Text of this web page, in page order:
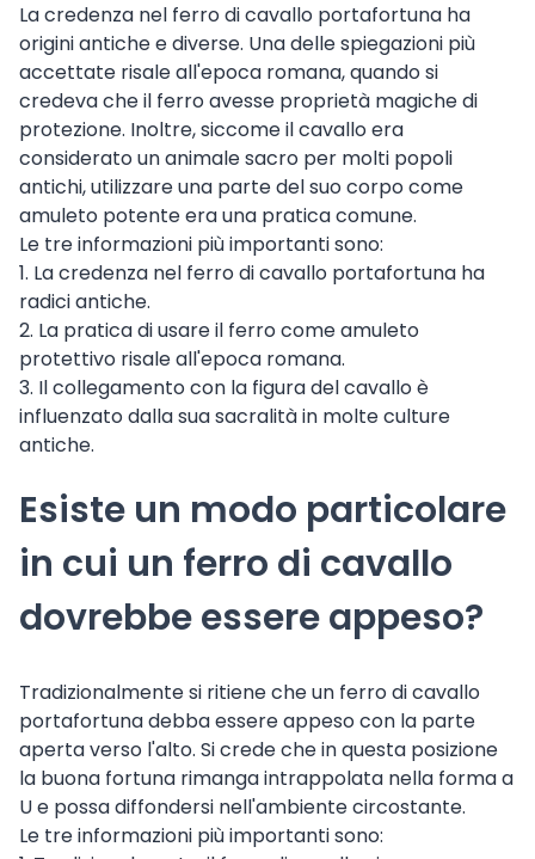
La credenza nel ferro di cavallo portafortuna ha
origini antiche e diverse. Una delle spiegazioni più
accettate risale all'epoca romana, quando si
credeva che il ferro avesse proprietà magiche di
protezione. Inoltre, siccome il cavallo era
considerato un animale sacro per molti popoli
antichi, utilizzare una parte del suo corpo come
amuleto potente era una pratica comune.
Le tre informazioni più importanti sono:
1. La credenza nel ferro di cavallo portafortuna ha
radici antiche.
2. La pratica di usare il ferro come amuleto
protettivo risale all'epoca romana.
3. Il collegamento con la figura del cavallo è
influenzato dalla sua sacralità in molte culture
antiche.
Esiste un modo particolare
in cui un ferro di cavallo
dovrebbe essere appeso?
Tradizionalmente si ritiene che un ferro di cavallo
portafortuna debba essere appeso con la parte
aperta verso l'alto. Si crede che in questa posizione
la buona fortuna rimanga intrappolata nella forma a
U e possa diffondersi nell'ambiente circostante.
Le tre informazioni più importanti sono: